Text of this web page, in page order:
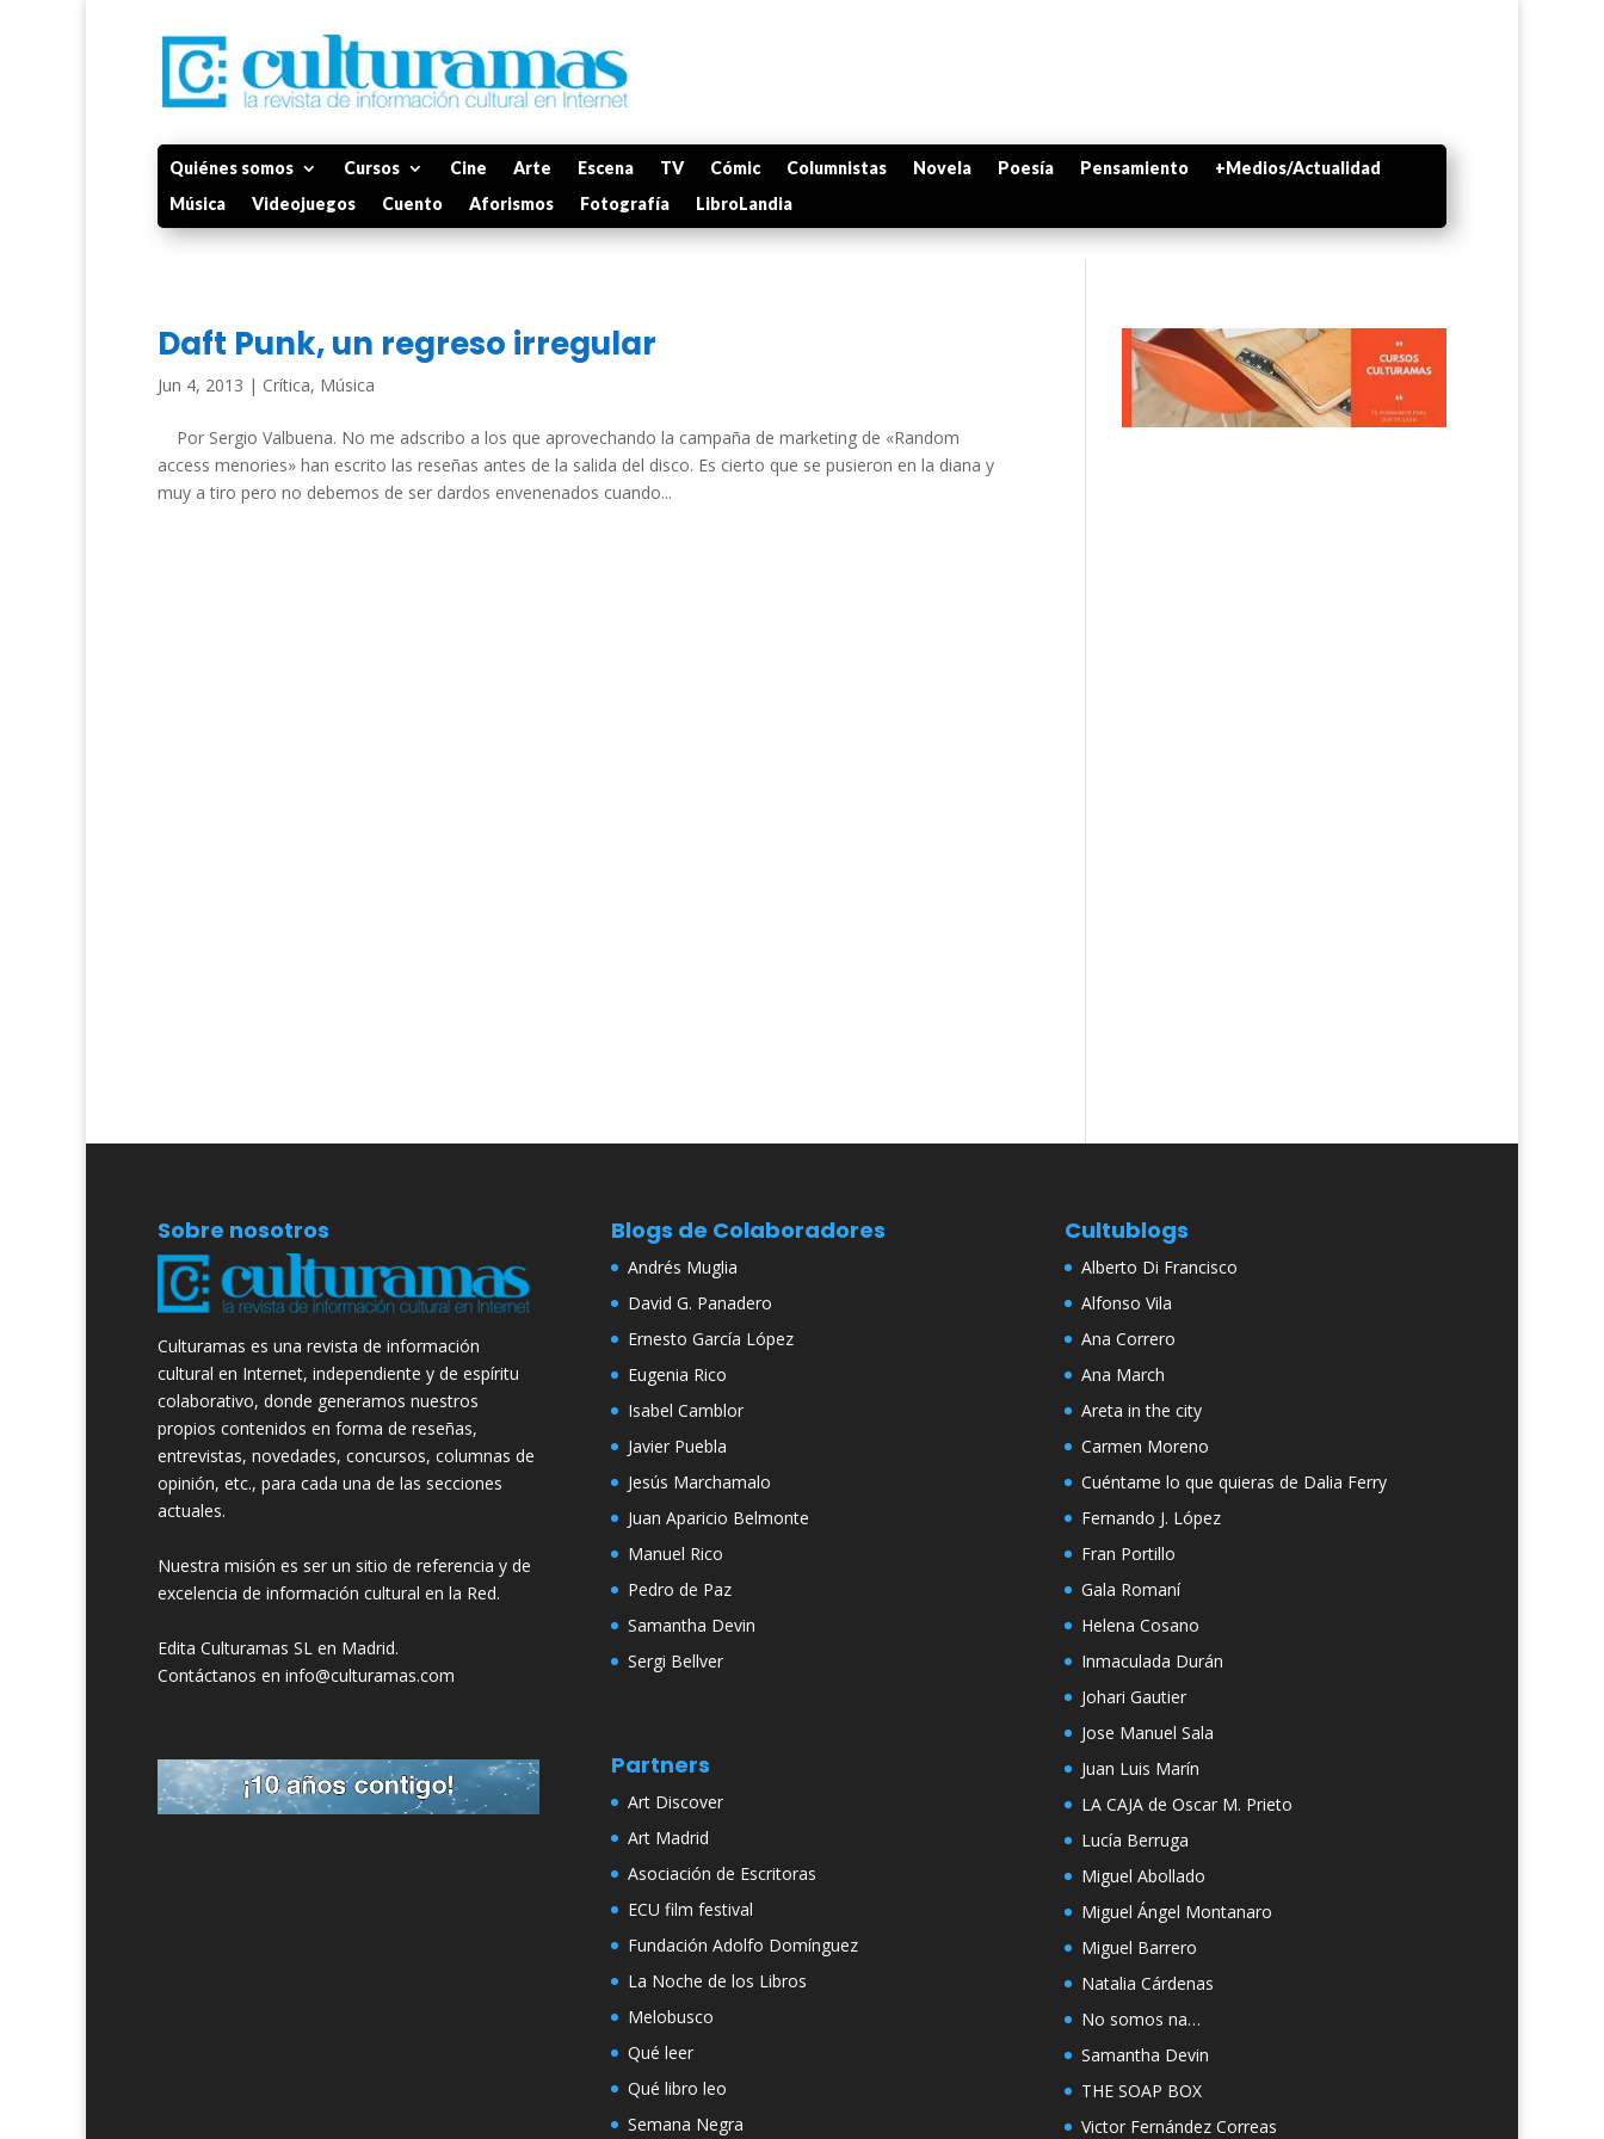
Quiénes somos Cursos Cine Arte Escena TV Cómic Columnistas Novela Poesía Pensamiento
+Medios/Actualidad
Música
Videojuegos Cuento Aforismos Fotografía LibroLandia
Daft Punk, un regreso irregular
Jun 4, 2013 | Crítica, Música
Por Sergio Valbuena. No me adscribo a los que aprovechando la campaña de marketing de «Random
access menories» han escrito las reseñas antes de la salida del disco. Es cierto que se pusieron en la diana y
muy a tiro pero no debemos de ser dardos envenenados cuando...
Sobre nosotros
Culturamas es una revista de información
cultural en Internet, independiente y de espíritu
colaborativo, donde generamos nuestros
propios contenidos en forma de reseñas,
entrevistas, novedades, concursos, columnas de
opinión, etc., para cada una de las secciones
actuales.
Nuestra misión es ser un sitio de referencia y de
excelencia de información cultural en la Red.
Edita Culturamas SL en Madrid.
Contáctanos en info@culturamas.com
Blogs de Colaboradores
Andrés Muglia
David G. Panadero
Ernesto García López
Eugenia Rico
Isabel Camblor
Javier Puebla
Jesús Marchamalo
Juan Aparicio Belmonte
Manuel Rico
Pedro de Paz
Samantha Devin
Sergi Bellver
Partners
Art Discover
Art Madrid
Asociación de Escritoras
ECU film festival
Fundación Adolfo Domínguez
La Noche de los Libros
Melobusco
Qué leer
Qué libro leo
Semana Negra
Cultublogs
Alberto Di Francisco
Alfonso Vila
Ana Correro
Ana March
Areta in the city
Carmen Moreno
Cuéntame lo que quieras de Dalia Ferry
Fernando J. López
Fran Portillo
Gala Romaní
Helena Cosano
Inmaculada Durán
Johari Gautier
Jose Manuel Sala
Juan Luis Marín
LA CAJA de Oscar M. Prieto
Lucía Berruga
Miguel Abollado
Miguel Ángel Montanaro
Miguel Barrero
Natalia Cárdenas
No somos na…
Samantha Devin
THE SOAP BOX
Victor Fernández Correas